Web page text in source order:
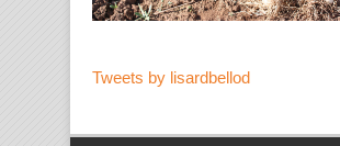
Tweets by lisardbellod